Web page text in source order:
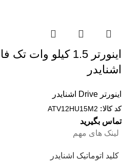
اشنایدر
اینورتر Drive اشنایدر
کد کالا: ATV12HU15M2
تماس بگیرید
لینک های مهم
کلید اتوماتیک اشنایدر